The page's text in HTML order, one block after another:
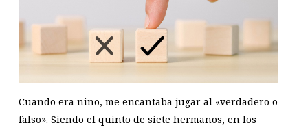
Cuando era niño, me encantaba jugar al «verdadero o
falso». Siendo el quinto de siete hermanos, en los